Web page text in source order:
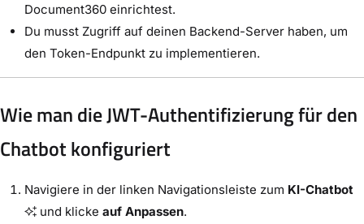
Document360 einrichtest.
Du musst Zugriff auf deinen Backend-Server haben, um
den Token-Endpunkt zu implementieren.
Wie man die JWT-Authentifizierung für den
Chatbot konfiguriert
Navigiere in der linken Navigationsleiste zum KI-Chatbot
und klicke auf Anpassen.